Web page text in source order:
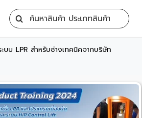
Search
for:
บบ LPR สำหรับช่างเทคนิคจากบริษัท